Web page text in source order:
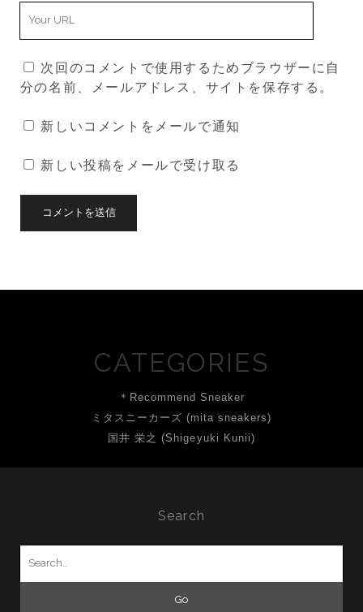
次回のコメントで使用するためブラウザーに自
分の名前、メールアドレス、サイトを保存する。
新しいコメントをメールで通知
新しい投稿をメールで受け取る
CATEGORIES
＊Recommend Sneaker
ミタスニーカーズ (mita sneakers)
国井 栄之 (Shigeyuki Kunii)
Search